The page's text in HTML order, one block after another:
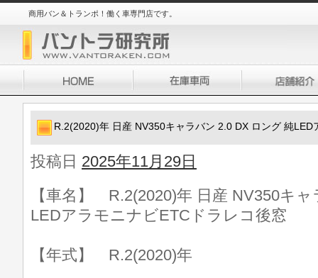
商用バン＆トランポ！働く車専門店です。
R.2(2020)年 日産 NV350キャラバン 2.0 DX ロング 純LED
投稿日 2025年11月29日
【車名】 R.2(2020)年 日産 NV350キ
LEDアラモニナビETCドラレコ後窓
【年式】 R.2(2020)年